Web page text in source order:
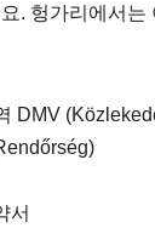
. 헝가리에서는
DMV
서